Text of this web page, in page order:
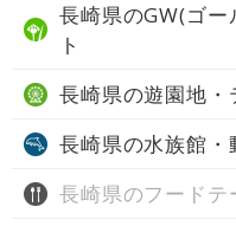
長崎県のGW(ゴー
ト
長崎県の遊園地・
長崎県の水族館・
長崎県のフードテ